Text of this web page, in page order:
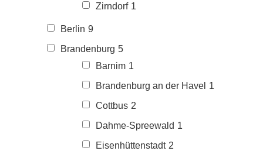
Zirndorf 1
Berlin 9
Brandenburg 5
Barnim 1
Brandenburg an der Havel 1
Cottbus 2
Dahme-Spreewald 1
Eisenhüttenstadt 2